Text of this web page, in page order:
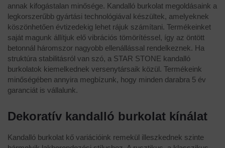
annak kifogástalan minősége. Kandalló burkolat megoldásaink a
legkorszerűbb gyártási technológiával készültek, amelyeknek
köszönhetően évtizedekig lehet rájuk számítani. Termékeinket
saját magunk állítjuk elő vibrációs tömörítéssel, így az öntött
betonnál háromszor nagyobb ellenállással rendelkeznek. Ha
struktúra stabilitásról van szó, a STAR STONE kandalló
burkolatok kiemelkednek versenytársaik közül. Termékeink
minőségében annyira megbízunk, hogy minden darabra 5 év
garanciát is vállalunk.
Dekoratív kandalló burkolat kínálat
Kandalló burkolat kő variációink remekül illeszkednek szinte